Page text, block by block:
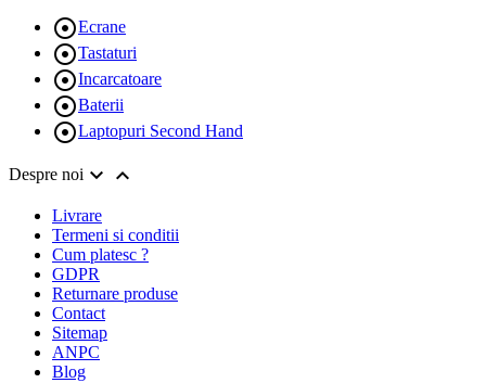
Ecrane
Tastaturi
Incarcatoare
Baterii
Laptopuri Second Hand
Despre noi  
Livrare
Termeni si conditii
Cum platesc ?
GDPR
Returnare produse
Contact
Sitemap
ANPC
Blog